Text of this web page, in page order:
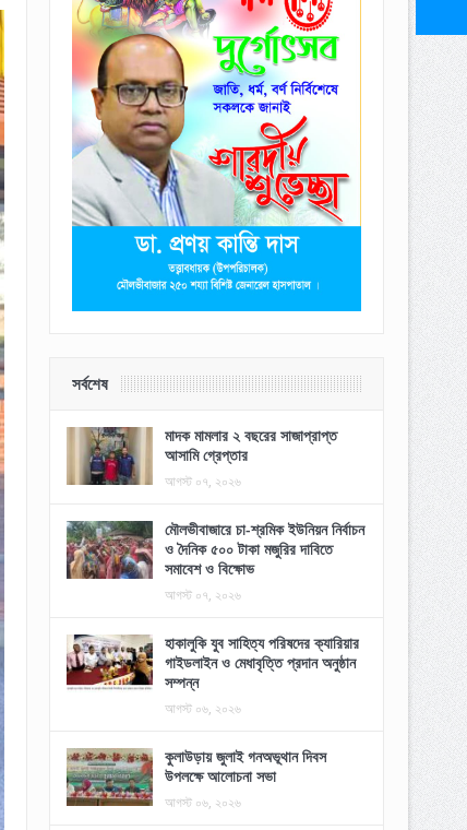
সর্বশেষ
মাদক মামলার ২ বছরের সাজাপ্রাপ্ত
আসামি গ্রেপ্তার
আগস্ট ০৭, ২০২৬
মৌলভীবাজারে চা-শ্রমিক ইউনিয়ন নির্বাচন
ও দৈনিক ৫০০ টাকা মজুরির দাবিতে
সমাবেশ ও বিক্ষোভ
আগস্ট ০৭, ২০২৬
হাকালুকি যুব সাহিত্য পরিষদের ক্যারিয়ার
গাইডলাইন ও মেধাবৃত্তি প্রদান অনুষ্ঠান
সম্পন্ন
আগস্ট ০৬, ২০২৬
কুলাউড়ায় জুলাই গনঅভূথান দিবস
উপলক্ষে আলোচনা সভা
আগস্ট ০৬, ২০২৬